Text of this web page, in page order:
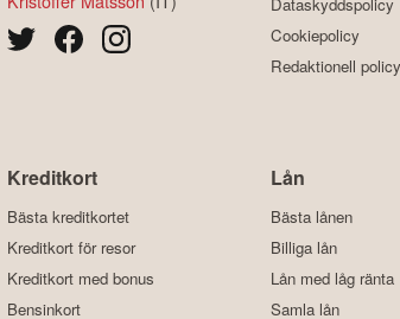
Cookiepolicy
Redaktionell policy
Kreditkort
Bästa kreditkortet
Kreditkort för resor
Kreditkort med bonus
Bensinkort
Lån
Bästa lånen
Billiga lån
Lån med låg ränta
Samla lån